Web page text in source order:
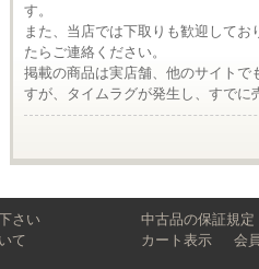
す。
また、当店では下取りも歓迎して
たらご連絡ください。
掲載の商品は実店舗、他のサイト
すが、タイムラグが発生し、すで
さい
について
中古品の保証規定
カート表示
会